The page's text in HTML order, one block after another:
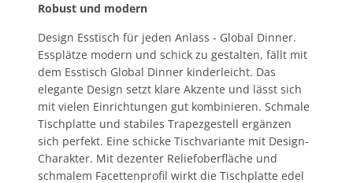
Robust und modern
Design Esstisch für jeden Anlass - Global Dinner.
Essplätze modern und schick zu gestalten, fällt mit
dem Esstisch Global Dinner kinderleicht. Das
elegante Design setzt klare Akzente und lässt sich
mit vielen Einrichtungen gut kombinieren. Schmale
Tischplatte und stabiles Trapezgestell ergänzen
sich perfekt. Eine schicke Tischvariante mit Design-
Charakter. Mit dezenter Reliefoberfläche und
schmalem Facettenprofil wirkt die Tischplatte edel